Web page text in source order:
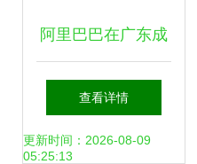
阿里巴巴在广东成
立新公司，关注区
块链技术的应用与
查看详情
更新时间：2026-08-09
05:25:13